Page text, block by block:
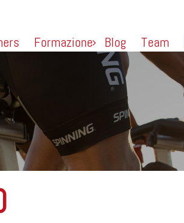
Formazione Blog Team